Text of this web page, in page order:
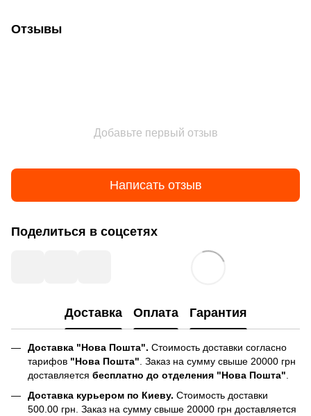
Отзывы
Добавьте первый отзыв
Написать отзыв
Поделиться в соцсетях
Доставка Оплата Гарантия
Доставка "Нова Пошта". Стоимость доставки согласно
тарифов "Нова Пошта". Заказ на сумму свыше 20000 грн
доставляется бесплатно до отделения "Нова Пошта".
Доставка курьером по Киеву. Стоимость доставки
500.00 грн. Заказ на сумму свыше 20000 грн доставляется